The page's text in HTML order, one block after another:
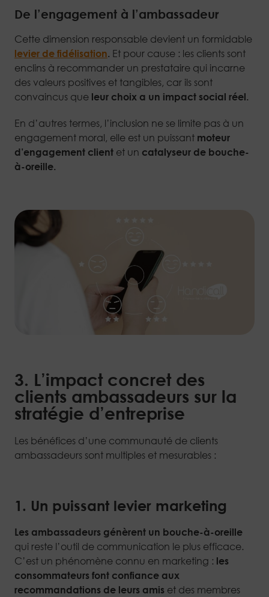
De l’engagement à l’ambassadeur
Cette dimension responsable devient un formidable
levier de fidélisation. Et pour cause : les clients sont
enclins à recommander un prestataire qui incarne
des valeurs positives et tangibles, car ils sont
convaincus queleur choix a un impact social réel.
En d’autres termes, l’inclusion ne se limite pas à un
engagement moral, elle est un puissantmoteur
d’engagement client et un catalyseur de bouche-
à-oreille.
3. L’impact concret des
clients ambassadeurs sur la
stratégie d’entreprise
Les bénéfices d’une communauté de clients
ambassadeurs sont multiples et mesurables :
1. Un puissant levier marketing
Les ambassadeurs génèrent un bouche-à-oreille
qui reste l’outil de communication le plus efficace.
C’est un phénomène connu en marketing : les
consommateurs font confiance aux
recommandations de leurs amis et des membres